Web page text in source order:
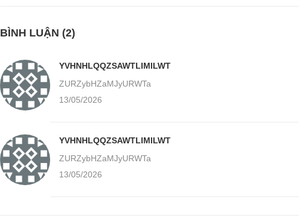
BÌNH LUẬN (2)
YVHNHLQQZSAWTLIMILWT
ZURZybHZaMJyURWTa
13/05/2026
YVHNHLQQZSAWTLIMILWT
ZURZybHZaMJyURWTa
13/05/2026